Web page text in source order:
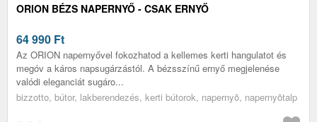
ORION BÉZS NAPERNYŐ - CSAK ERNYŐ
64 990 Ft
Az ORION napernyővel fokozhatod a kellemes kerti hangulatot és
megóv a káros napsugárzástól. A bézsszínű ernyő megjelenése
valódi eleganciát sugáro...
bizzotto, bútor, lakberendezés, kerti bútorok, napernyõ, napernyõtalp